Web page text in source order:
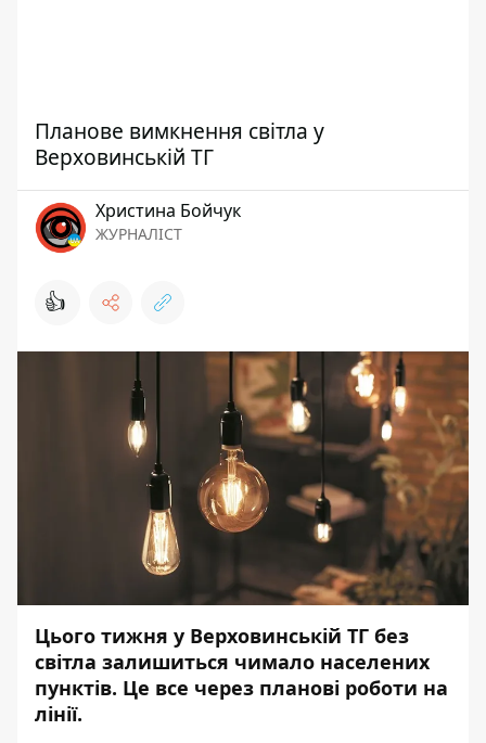
Планове вимкнення світла у
Верховинській ТГ
Христина Бойчук
ЖУРНАЛІСТ
👍
Цього тижня у Верховинській ТГ без
світла залишиться чимало населених
пунктів. Це все через планові роботи на
лінії.